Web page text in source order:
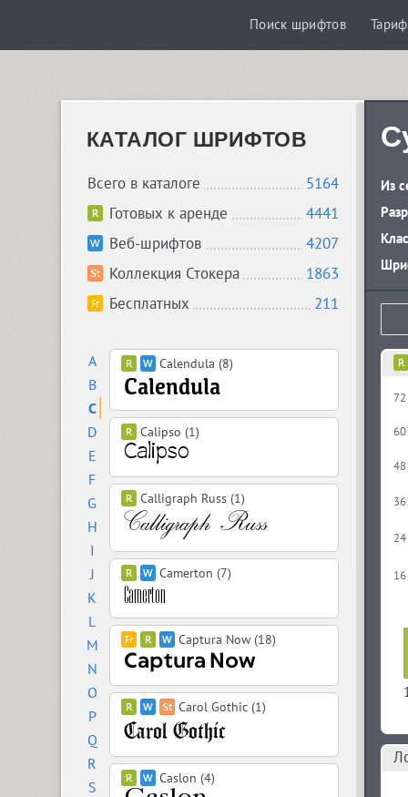
Поиск шрифтов
КАТАЛОГ ШРИФТОВ
Всего в каталоге
5164
Готовых к аренде
4441
Веб-шрифтов
4207
Коллекция Стокера
1863
Бесплатных
211
A
B
C
D
E
F
G
H
I
J
K
L
M
N
O
P
Q
R
S
Calendula (8)
Calipso (1)
Calligraph Russ (1)
Camerton (7)
Captura Now (18)
Carol Gothic (1)
Caslon (4)
Из